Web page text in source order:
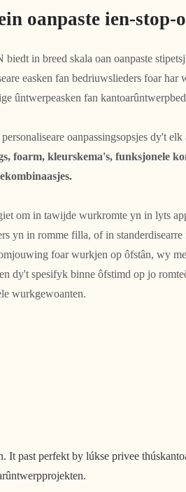
oanpaste ien-stop-
in breed skala oan oanpaste
easken fan bedriuwslieders foar har
ûntwerpeasken fan
oanpassingsopsjes dy't
foarm, kleurskema's, funksjonele
om in tawijde wurkromte yn in lyts
yn in romme filla, of in
foar wurkjen op ôfstân, wy
dy't spesifyk binne ôfstimd op jo
wurkgewoanten.
past perfekt by lúkse privee